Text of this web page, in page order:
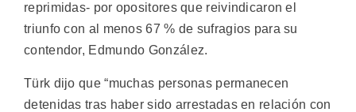
reprimidas- por opositores que reivindicaron el
triunfo con al menos 67 % de sufragios para su
contendor, Edmundo González.
Türk dijo que “muchas personas permanecen
detenidas tras haber sido arrestadas en relación con